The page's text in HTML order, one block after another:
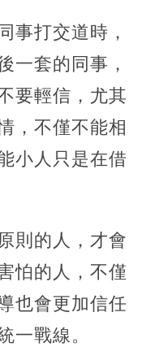
事打交道時，
一套的同事，
要輕信，尤其
，不僅不能相
小人只是在借
則的人，才會
怕的人，不僅
也會更加信任
一戰線。